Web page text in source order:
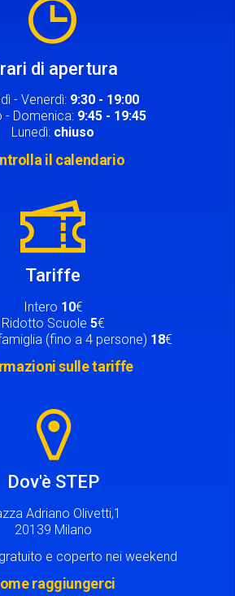
di apertura
- Venerdì: 9:30 - 19:00
- Domenica: 9:45 - 19:45
Lunedì: chiuso
il calendario
Tariffe
Intero 10€
Ridotto Scuole 5€
(fino a 4 persone) 18€
sulle tariffe
Dov'è STEP
Adriano Olivetti,1
20139 Milano
e coperto nei weekend
raggiungerci